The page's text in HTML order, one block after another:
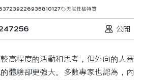
天賦性格特質
公開
高程度的活動和思考，但外向的人審
體驗卻更強大。多數專家也認為，內